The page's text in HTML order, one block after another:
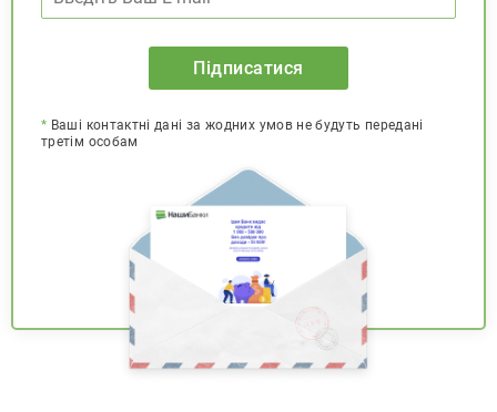
Підписатися
* Ваші контактні дані за жодних умов не будуть передані
третім особам